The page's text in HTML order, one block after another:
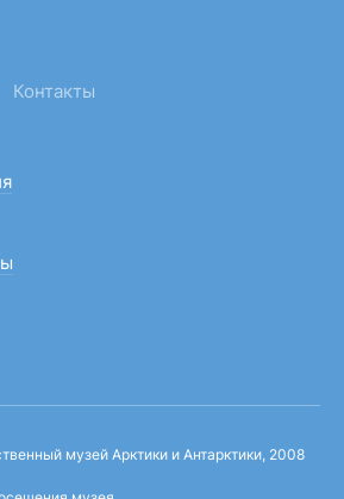
Контакты
музей Арктики и Антарктики, 2008